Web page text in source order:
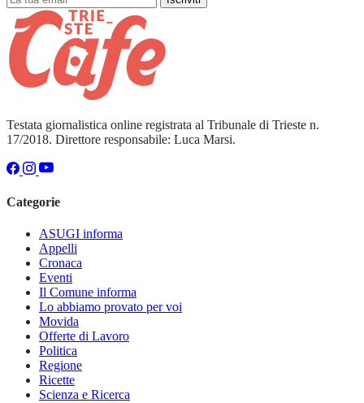
Testata giornalistica online registrata al Tribunale di Trieste n.
17/2018. Direttore responsabile: Luca Marsi.
Categorie
ASUGI informa
Appelli
Cronaca
Eventi
Il Comune informa
Lo abbiamo provato per voi
Movida
Offerte di Lavoro
Politica
Regione
Ricette
Scienza e Ricerca